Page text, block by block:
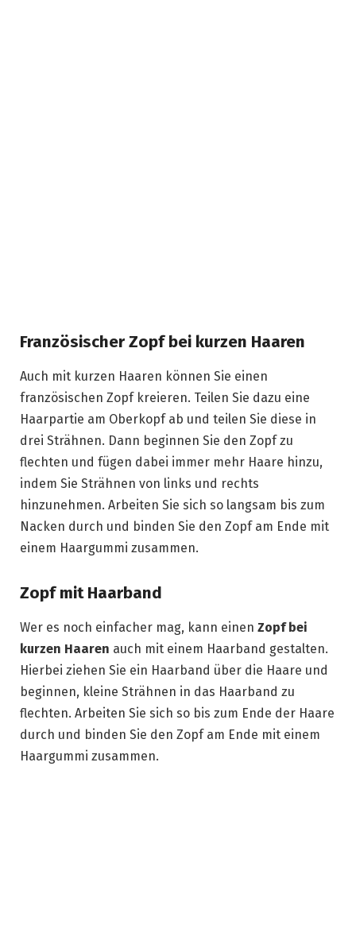
Französischer Zopf bei kurzen Haaren
Auch mit kurzen Haaren können Sie einen
französischen Zopf kreieren. Teilen Sie dazu eine
Haarpartie am Oberkopf ab und teilen Sie diese in
drei Strähnen. Dann beginnen Sie den Zopf zu
flechten und fügen dabei immer mehr Haare hinzu,
indem Sie Strähnen von links und rechts
hinzunehmen. Arbeiten Sie sich so langsam bis zum
Nacken durch und binden Sie den Zopf am Ende mit
einem Haargummi zusammen.
Zopf mit Haarband
Wer es noch einfacher mag, kann einen Zopf bei
kurzen Haaren auch mit einem Haarband gestalten.
Hierbei ziehen Sie ein Haarband über die Haare und
beginnen, kleine Strähnen in das Haarband zu
flechten. Arbeiten Sie sich so bis zum Ende der Haare
durch und binden Sie den Zopf am Ende mit einem
Haargummi zusammen.